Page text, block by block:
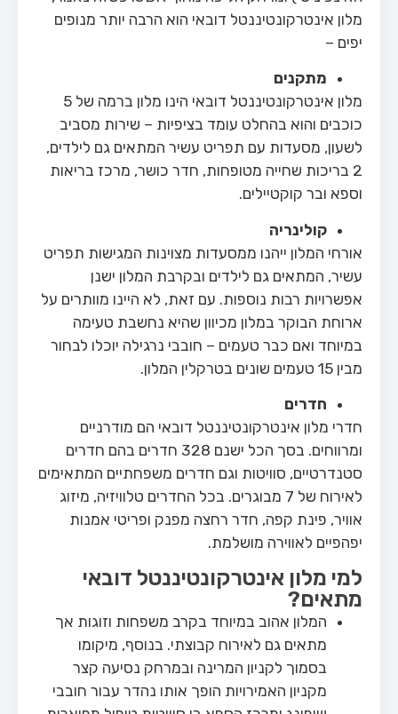
מלון אינטרקונטיננטל דובאי הוא הרבה יותר מנופים
יפים –
מתקנים
מלון אינטרקונטיננטל דובאי הינו מלון ברמה של 5
כוכבים והוא בהחלט עומד בציפיות – שירות מסביב
לשעון, מסעדות עם תפריט עשיר המתאים גם לילדים,
2 בריכות שחייה מטופחות, חדר כושר, מרכז בריאות
וספא ובר קוקטיילים.
קולינריה
אורחי המלון ייהנו ממסעדות מצוינות המגישות תפריט
עשיר, המתאים גם לילדים ובקרבת המלון ישנן
אפשרויות רבות נוספות. עם זאת, לא היינו מוותרים על
ארוחת הבוקר במלון מכיוון שהיא נחשבת טעימה
במיוחד ואם כבר טעמים – חובבי נרגילה יוכלו לבחור
מבין 15 טעמים שונים בטרקלין המלון.
חדרים
חדרי מלון אינטרקונטיננטל דובאי הם מודרניים
ומרווחים. בסך הכל ישנם 328 חדרים בהם חדרים
סטנדרטיים, סוויטות וגם חדרים משפחתיים המתאימים
לאירוח של 7 מבוגרים. בכל החדרים טלוויזיה, מיזוג
אוויר, פינת קפה, חדר רחצה מפנק ופריטי אמנות
יפהפיים לאווירה מושלמת.
למי מלון אינטרקונטיננטל דובאי
מתאים?
המלון אהוב במיוחד בקרב משפחות וזוגות אך
מתאים גם לאירוח קבוצתי. בנוסף, מיקומו
בסמוך לקניון המרינה ובמרחק נסיעה קצר
מקניון האמירויות הופך אותו נהדר עבור חובבי